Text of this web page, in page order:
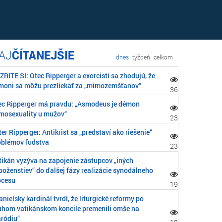
ČÍTANEJŠIE dnes týždeň celkom
SI: Otec Ripperger a exorcisti sa zhodujú, že
sa môžu prezliekať za „mimozemšťanov“
36
Ripperger má pravdu: „Asmodeus je démon
u mužov“
23
Ripperger: Antikrist sa „predstaví ako riešenie“
ľudstva
23
vyzýva na zapojenie zástupcov „iných
do ďalšej fázy realizácie synodálneho
19
kardinál tvrdí, že liturgické reformy po
vatikánskom koncile premenili omše na